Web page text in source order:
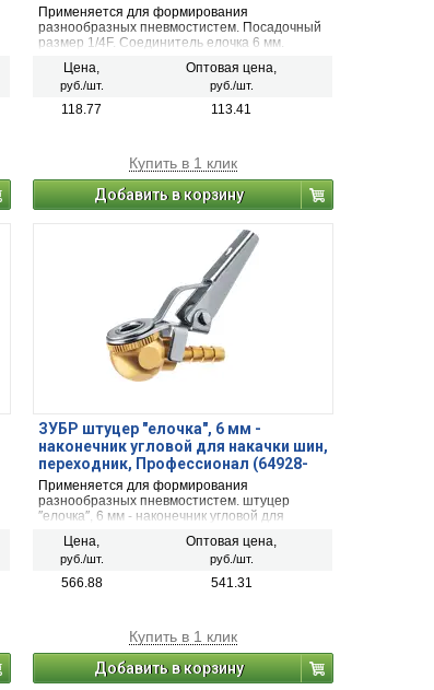
Применяется для формирования
разнообразных пневмостистем. Посадочный
размер 1/4F. Соединитель елочка 6 мм.
Цена,
руб./шт.
Оптовая цена,
руб./шт.
118.77 113.41
Купить в 1 клик
Добавить в корзину
ЗУБР штуцер ″елочка″, 6 мм -
наконечник угловой для накачки шин,
переходник, Профессионал (64928-
06)
Применяется для формирования
разнообразных пневмостистем. штуцер
″елочка″, 6 мм - наконечник угловой для
Цена,
руб./шт.
Оптовая цена,
руб./шт.
566.88 541.31
Купить в 1 клик
Добавить в корзину